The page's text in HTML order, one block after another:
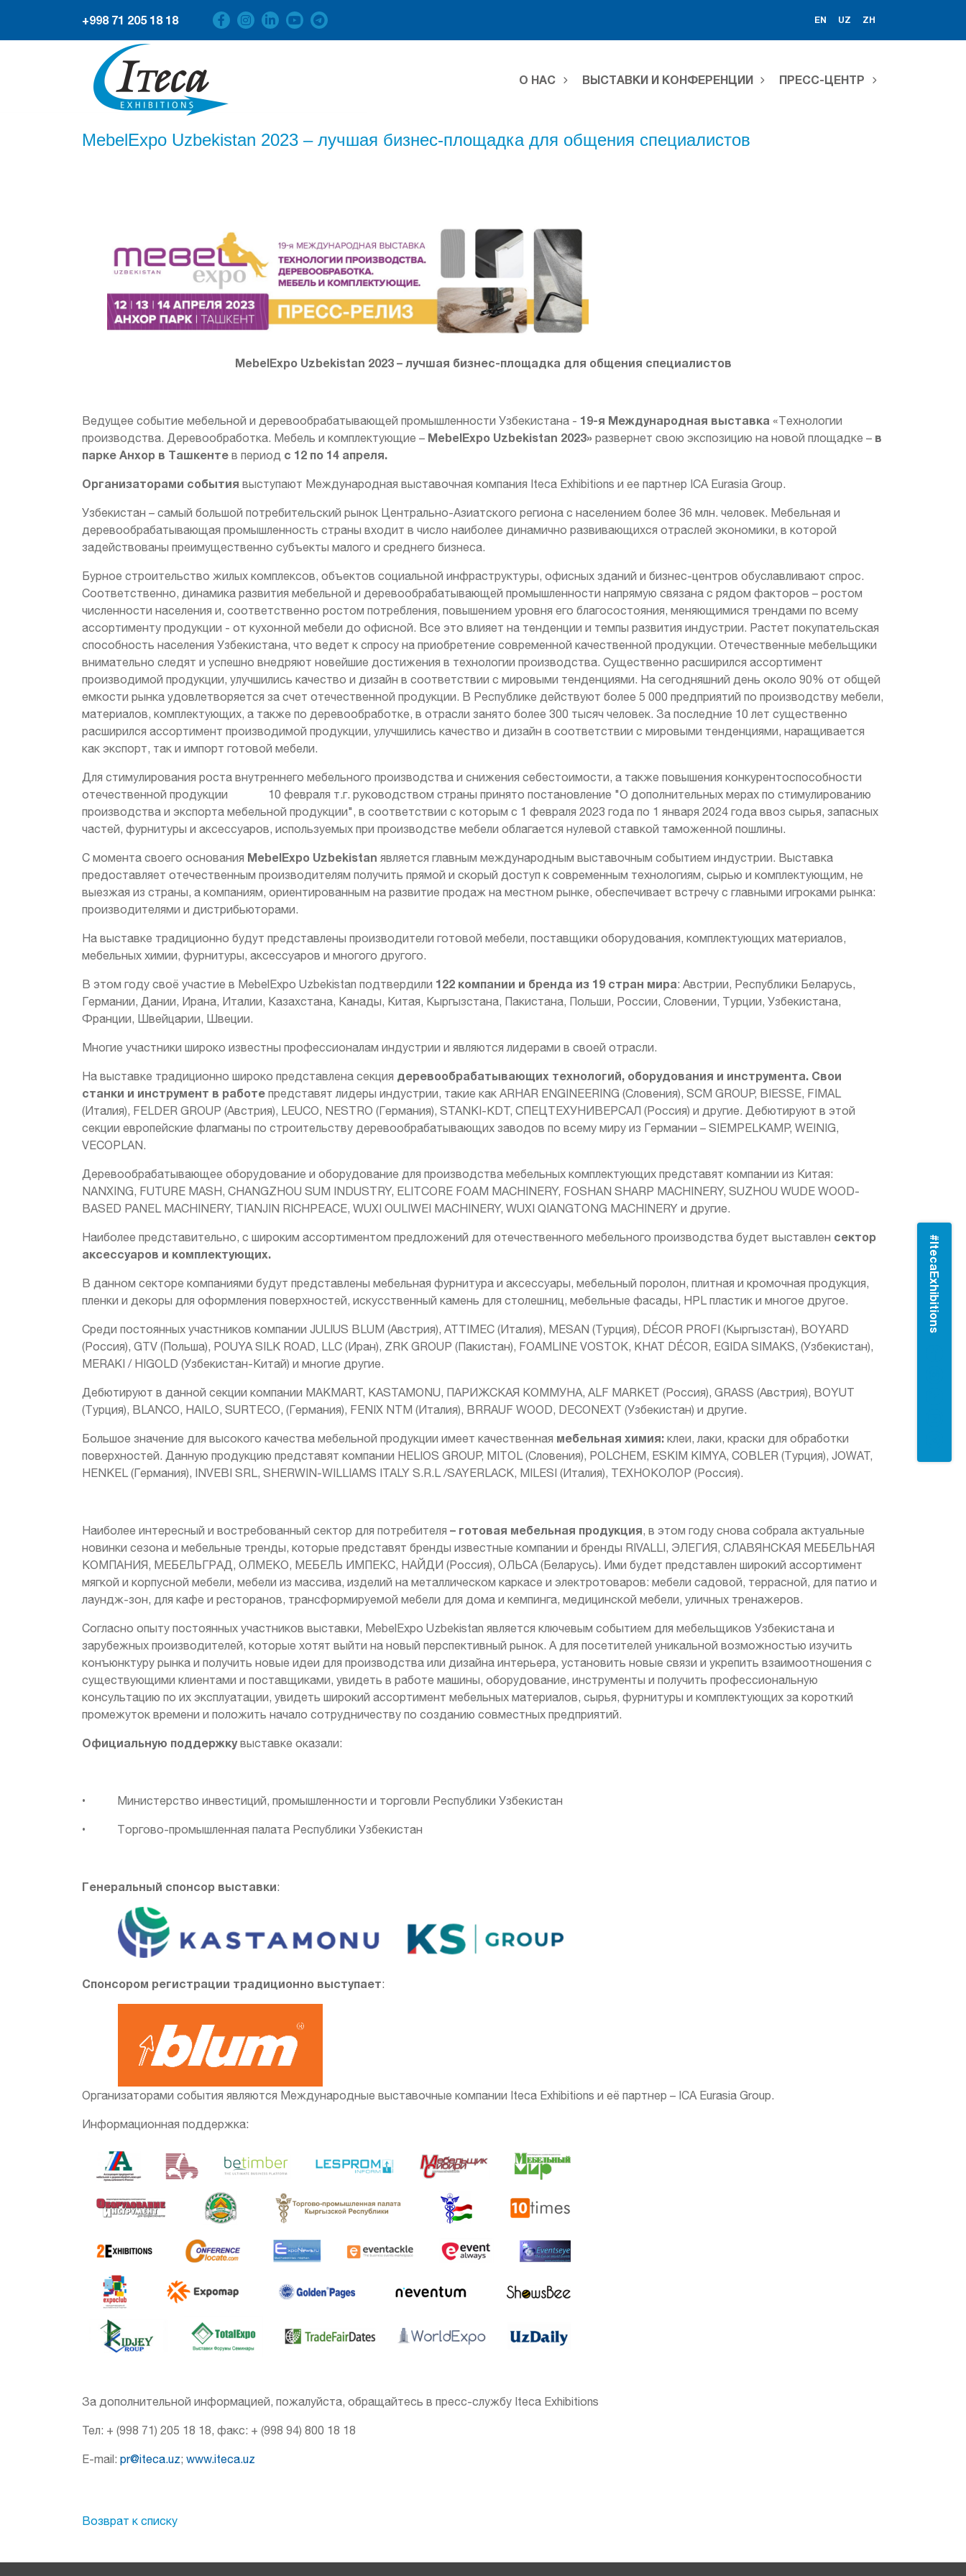
+998 71 205 18 18 EN UZ ZH
О НАС ВЫСТАВКИ И КОНФЕРЕНЦИИ ПРЕСС-ЦЕНТР
MebelExpo Uzbekistan 2023 – лучшая бизнес-площадка для общения специалистов
MebelExpo Uzbekistan 2023 – лучшая бизнес-площадка для общения специалистов
Ведущее событие мебельной и деревообрабатывающей промышленности Узбекистана - 19-я Международная выставка «Технологии
производства. Деревообработка. Мебель и комплектующие – MebelExpo Uzbekistan 2023» развернет свою экспозицию на новой площадке – в
парке Анхор в Ташкенте в период с 12 по 14 апреля.
Организаторами события выступают Международная выставочная компания Iteca Exhibitions и ее партнер ICA Eurasia Group.
Узбекистан – самый большой потребительский рынок Центрально-Азиатского региона с населением более 36 млн. человек. Мебельная и
деревообрабатывающая промышленность страны входит в число наиболее динамично развивающихся отраслей экономики, в которой
задействованы преимущественно субъекты малого и среднего бизнеса.
Бурное строительство жилых комплексов, объектов социальной инфраструктуры, офисных зданий и бизнес-центров обуславливают спрос.
Соответственно, динамика развития мебельной и деревообрабатывающей промышленности напрямую связана с рядом факторов – ростом
численности населения и, соответственно ростом потребления, повышением уровня его благосостояния, меняющимися трендами по всему
ассортименту продукции - от кухонной мебели до офисной. Все это влияет на тенденции и темпы развития индустрии. Растет покупательская
способность населения Узбекистана, что ведет к спросу на приобретение современной качественной продукции. Отечественные мебельщики
внимательно следят и успешно внедряют новейшие достижения в технологии производства. Существенно расширился ассортимент
производимой продукции, улучшились качество и дизайн в соответствии с мировыми тенденциями. На сегодняшний день около 90% от общей
емкости рынка удовлетворяется за счет отечественной продукции. В Республике действуют более 5 000 предприятий по производству мебели,
материалов, комплектующих, а также по деревообработке, в отрасли занято более 300 тысяч человек. За последние 10 лет существенно
расширился ассортимент производимой продукции, улучшились качество и дизайн в соответствии с мировыми тенденциями, наращивается
как экспорт, так и импорт готовой мебели.
Для стимулирования роста внутреннего мебельного производства и снижения себестоимости, а также повышения конкурентоспособности
отечественной продукции 10 февраля т.г. руководством страны принято постановление "О дополнительных мерах по стимулированию
производства и экспорта мебельной продукции", в соответствии с которым с 1 февраля 2023 года по 1 января 2024 года ввоз сырья, запасных
частей, фурнитуры и аксессуаров, используемых при производстве мебели облагается нулевой ставкой таможенной пошлины.
С момента своего основания MebelExpo Uzbekistan является главным международным выставочным событием индустрии. Выставка
предоставляет отечественным производителям получить прямой и скорый доступ к современным технологиям, сырью и комплектующим, не
выезжая из страны, а компаниям, ориентированным на развитие продаж на местном рынке, обеспечивает встречу с главными игроками рынка:
производителями и дистрибьюторами.
На выставке традиционно будут представлены производители готовой мебели, поставщики оборудования, комплектующих материалов,
мебельных химии, фурнитуры, аксессуаров и многого другого.
В этом году своё участие в MebelExpo Uzbekistan подтвердили 122 компании и бренда из 19 стран мира: Австрии, Республики Беларусь,
Германии, Дании, Ирана, Италии, Казахстана, Канады, Китая, Кыргызстана, Пакистана, Польши, России, Словении, Турции, Узбекистана,
Франции, Швейцарии, Швеции.
Многие участники широко известны профессионалам индустрии и являются лидерами в своей отрасли.
На выставке традиционно широко представлена секция деревообрабатывающих технологий, оборудования и инструмента. Свои
станки и инструмент в работе представят лидеры индустрии, такие как ARHAR ENGINEERING (Словения), SCM GROUP, BIESSE, FIMAL
(Италия), FELDER GROUP (Австрия), LEUCO, NESTRO (Германия), STANKI-KDT, СПЕЦТЕХУНИВЕРСАЛ (Россия) и другие. Дебютируют в этой
секции европейские флагманы по строительству деревообрабатывающих заводов по всему миру из Германии – SIEMPELKAMP, WEINIG,
VECOPLAN.
Деревообрабатывающее оборудование и оборудование для производства мебельных комплектующих представят компании из Китая:
NANXING, FUTURE MASH, CHANGZHOU SUM INDUSTRY, ELITCORE FOAM MACHINERY, FOSHAN SHARP MACHINERY, SUZHOU WUDE WOOD-
BASED PANEL MACHINERY, TIANJIN RICHPEACE, WUXI OULIWEI MACHINERY, WUXI QIANGTONG MACHINERY и другие.
Наиболее представительно, с широким ассортиментом предложений для отечественного мебельного производства будет выставлен сектор
аксессуаров и комплектующих.
В данном секторе компаниями будут представлены мебельная фурнитура и аксессуары, мебельный поролон, плитная и кромочная продукция,
пленки и декоры для оформления поверхностей, искусственный камень для столешниц, мебельные фасады, HPL пластик и многое другое.
Среди постоянных участников компании JULIUS BLUM (Австрия), ATTIMEC (Италия), MESAN (Турция), DÉCOR PROFI (Кыргызстан), BOYARD
(Россия), GTV (Польша), POUYA SILK ROAD, LLC (Иран), ZRK GROUP (Пакистан), FOAMLINE VOSTOK, KHAT DÉCOR, EGIDA SIMAKS, (Узбекистан),
MERAKI / HIGOLD (Узбекистан-Китай) и многие другие.
Дебютируют в данной секции компании MAKMART, KASTAMONU, ПАРИЖСКАЯ КОММУНА, ALF MARKET (Россия), GRASS (Австрия), BOYUT
(Турция), BLANCO, HAILO, SURTECO, (Германия), FENIX NTM (Италия), BRRAUF WOOD, DECONEXT (Узбекистан) и другие.
Большое значение для высокого качества мебельной продукции имеет качественная мебельная химия: клеи, лаки, краски для обработки
поверхностей. Данную продукцию представят компании HELIOS GROUP, MITOL (Словения), POLCHEM, ESKIM KIMYA, COBLER (Турция), JOWAT,
HENKEL (Германия), INVEBI SRL, SHERWIN-WILLIAMS ITALY S.R.L /SAYERLACK, MILESI (Италия), ТЕХНОКОЛОР (Россия).
Наиболее интересный и востребованный сектор для потребителя – готовая мебельная продукция, в этом году снова собрала актуальные
новинки сезона и мебельные тренды, которые представят бренды известные компании и бренды RIVALLI, ЭЛЕГИЯ, СЛАВЯНСКАЯ МЕБЕЛЬНАЯ
КОМПАНИЯ, МЕБЕЛЬГРАД, ОЛМЕКО, МЕБЕЛЬ ИМПЕКС, НАЙДИ (Россия), ОЛЬСА (Беларусь). Ими будет представлен широкий ассортимент
мягкой и корпусной мебели, мебели из массива, изделий на металлическом каркасе и электротоваров: мебели садовой, террасной, для патио и
лаундж-зон, для кафе и ресторанов, трансформируемой мебели для дома и кемпинга, медицинской мебели, уличных тренажеров.
Согласно опыту постоянных участников выставки, MebelExpo Uzbekistan является ключевым событием для мебельщиков Узбекистана и
зарубежных производителей, которые хотят выйти на новый перспективный рынок. А для посетителей уникальной возможностью изучить
конъюнктуру рынка и получить новые идеи для производства или дизайна интерьера, установить новые связи и укрепить взаимоотношения с
существующими клиентами и поставщиками, увидеть в работе машины, оборудование, инструменты и получить профессиональную
консультацию по их эксплуатации, увидеть широкий ассортимент мебельных материалов, сырья, фурнитуры и комплектующих за короткий
промежуток времени и положить начало сотрудничеству по созданию совместных предприятий.
Официальную поддержкувыставке оказали:
• Министерство инвестиций, промышленности и торговли Республики Узбекистан
• Торгово-промышленная палата Республики Узбекистан
Генеральный спонсор выставки:
Спонсором регистрации традиционно выступает:
Организаторами события являются Международные выставочные компании Iteca Exhibitions и её партнер – ICA Eurasia Group.
Информационная поддержка:
За дополнительной информацией, пожалуйста, обращайтесь в пресс-службу Iteca Exhibitions
Teл: + (998 71) 205 18 18, факс: + (998 94) 800 18 18
E-mail: pr@iteca.uz; www.iteca.uz
Возврат к списку
#ItecaExhibitions